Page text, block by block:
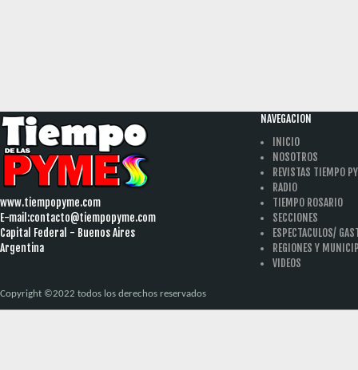
www.tiempopyme.com
E-mail:contacto@tiempopyme.com
Capital Federal - Buenos Aires
Argentina
NAVEGACION
INICIO
NOSOTROS
REVISTAS TIEMPO
RADIO
TIEMPO ROSARIO
SECCIONES
ESPECTACULOS/
REGIONES Y
VIDEOS
Copyright ©2022 todos los derechos reservados